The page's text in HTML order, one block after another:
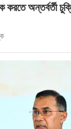
করতে অন্তর্বর্তী